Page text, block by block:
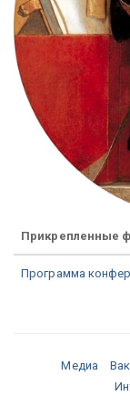
Прикрепленные
Программа
Медиа